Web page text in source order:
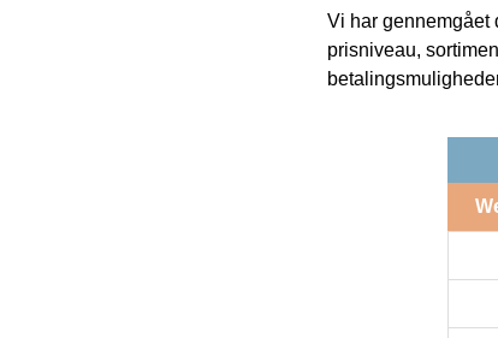
Vi har gennemgået
prisniveau,